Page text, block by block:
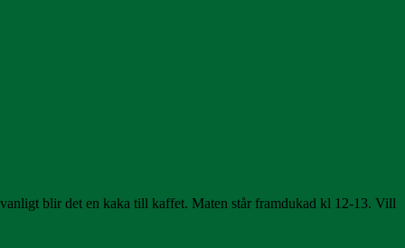
blir det en kaka till kaffet. Maten står framdukad kl 12-13. Vill